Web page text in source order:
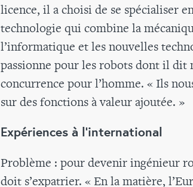
licence, il a choisi de se spécialiser
technologie qui combine la
l’informatique et les nouvelles
passionne pour les robots dont il dit
concurrence pour l’homme. « Ils
sur des fonctions à valeur ajoutée. »
Expériences à l'international
Problème : pour devenir ingénieur
doit s’expatrier. « En la matière,